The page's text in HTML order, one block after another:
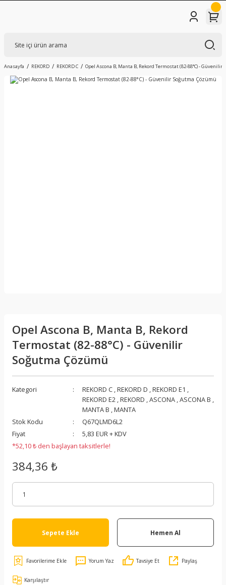
Anasayfa REKORD REKORD C Opel Ascona B, Manta B, Rekord Termostat (82-88°C) - Güvenilir
Opel Ascona B, Manta B, Rekord
Termostat (82-88°C) - Güvenilir
Soğutma Çözümü
Kategori REKORD C ,REKORD D ,REKORD E1 ,
REKORD E2 ,REKORD ,ASCONA ,ASCONA B ,
MANTA B ,MANTA
Stok Kodu
Q67QLMD6L2
Fiyat
5,83 EUR + KDV
*52,10 ₺ den başlayan taksitlerle!
384,36 ₺
Sepete Ekle Hemen Al
Yorum Yaz Tavsiye Et Paylaş
Karşılaştır